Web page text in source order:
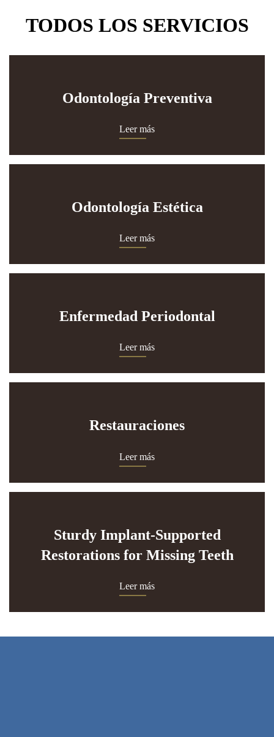
TODOS LOS SERVICIOS
Odontología Preventiva
Leer más
Odontología Estética
Leer más
Enfermedad Periodontal
Leer más
Restauraciones
Leer más
Sturdy Implant-Supported
Restorations for Missing Teeth
Leer más